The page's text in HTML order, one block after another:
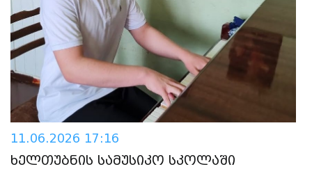
11.06.2026 17:16
ხელთუბნის სამუსიკო სკოლაში